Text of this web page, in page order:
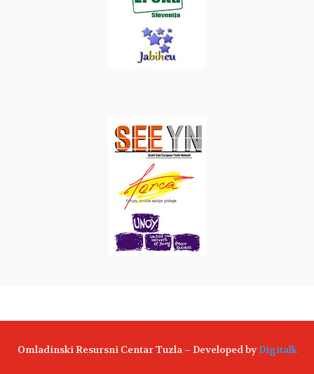
Omladinski Resursni Centar Tuzla – Developed byDigitalk